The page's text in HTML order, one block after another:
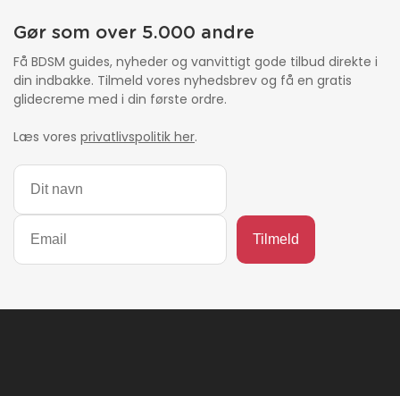
Gør som over 5.000 andre
Få BDSM guides, nyheder og vanvittigt gode tilbud direkte i
din indbakke. Tilmeld vores nyhedsbrev og få en gratis
glidecreme med i din første ordre.
Læs vores privatlivspolitik her.